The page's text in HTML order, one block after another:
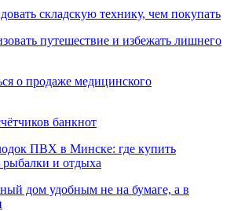
складскую технику, чем покупать
путешествие и избежать лишнего
о продаже медицинского
банкнот
ПВХ в Минске: где купить
и отдыха
дом удобным не на бумаге, а в